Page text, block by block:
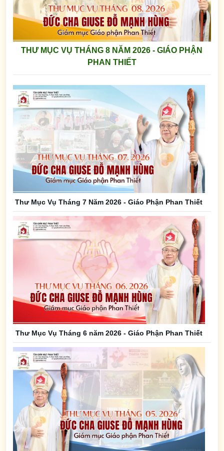
THƯ MỤC VỤ THÁNG 8 NĂM 2026 - GIÁO PHẬN
PHAN THIẾT
Thư Mục Vụ Tháng 7 Năm 2026 - Giáo Phận Phan Thiết
Thư Mục Vụ Tháng 6 năm 2026 - Giáo Phận Phan Thiết